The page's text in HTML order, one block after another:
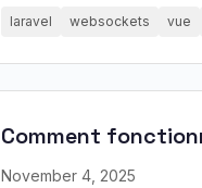
laravel websockets vue
Comment
November 4, 2025